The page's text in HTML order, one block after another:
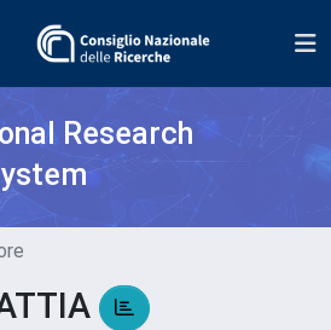
Research